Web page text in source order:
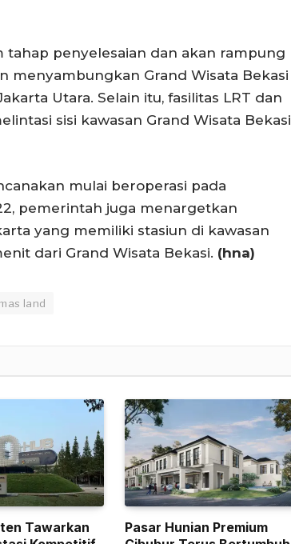
tahap penyelesaian dan akan rampung
menyambungkan Grand Wisata Bekasi
Utara. Selain itu, fasilitas LRT dan
sisi kawasan Grand Wisata Bekasi
mulai beroperasi pada
pemerintah juga menargetkan
yang memiliki stasiun di kawasan
dari Grand Wisata Bekasi. (hna)
land
Tawarkan
Pasar Hunian Premium